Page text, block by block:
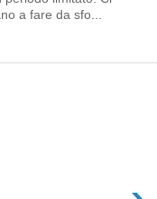
a fare da sfo...